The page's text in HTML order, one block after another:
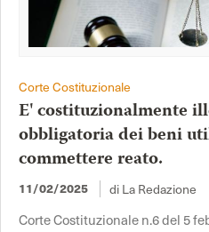
Corte Costituzionale
E' costituzionalmente
obbligatoria dei beni
commettere reato.
11/02/2025 di La Redazione
Corte Costituzionale n.6 del 5